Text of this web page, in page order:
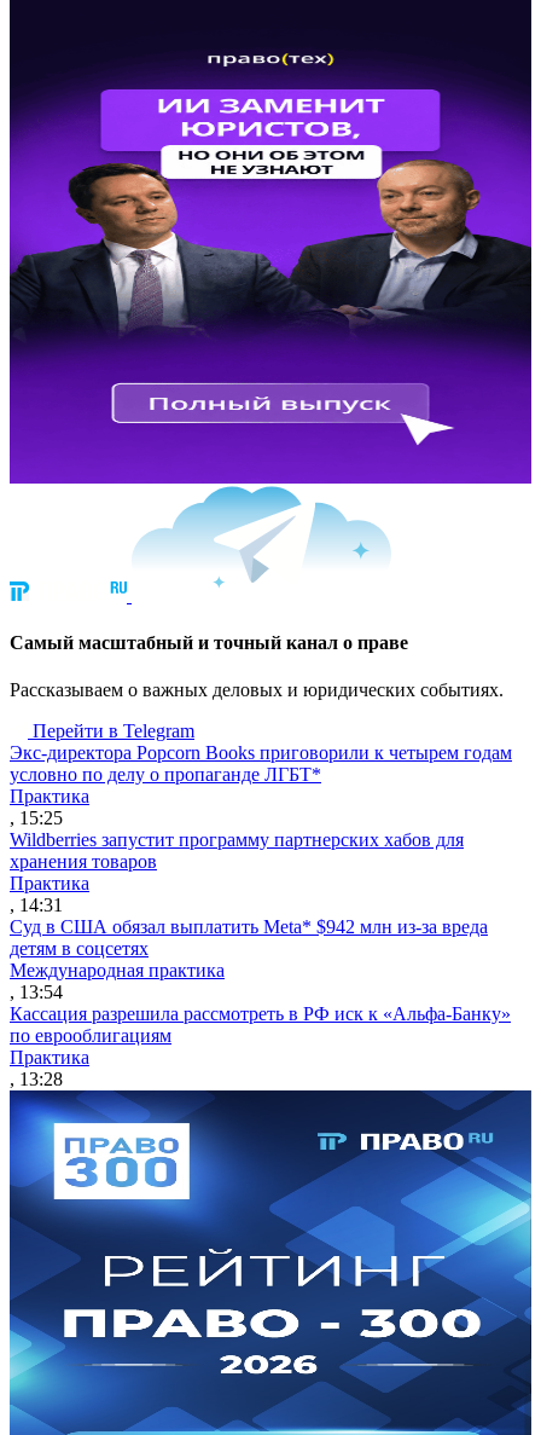
Cамый масштабный и точный канал о праве
Рассказываем о важных деловых и юридических событиях.
Перейти в Telegram
Экс-директора Popcorn Books приговорили к четырем годам
условно по делу о пропаганде ЛГБТ*
Практика
, 15:25
Wildberries запустит программу партнерских хабов для
хранения товаров
Практика
, 14:31
Суд в США обязал выплатить Meta* $942 млн из-за вреда
детям в соцсетях
Международная практика
, 13:54
Кассация разрешила рассмотреть в РФ иск к «Альфа-Банку»
по еврооблигациям
Практика
, 13:28